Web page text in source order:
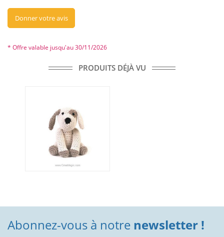
Donner votre avis
* Offre valable jusqu'au 30/11/2026
PRODUITS DÉJÀ VU
Abonnez-vous à notre newsletter !